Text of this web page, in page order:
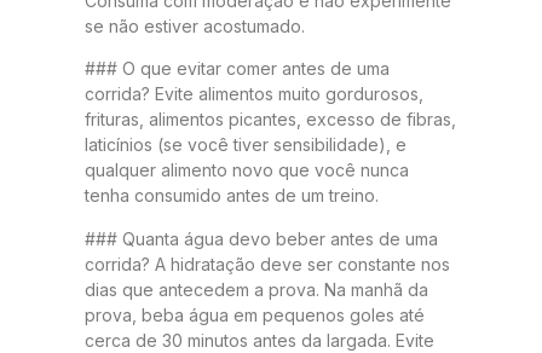
se não estiver acostumado.
### O que evitar comer antes de uma
corrida? Evite alimentos muito gordurosos,
frituras, alimentos picantes, excesso de fibras,
laticínios (se você tiver sensibilidade), e
qualquer alimento novo que você nunca
tenha consumido antes de um treino.
### Quanta água devo beber antes de uma
corrida? A hidratação deve ser constante nos
dias que antecedem a prova. Na manhã da
prova, beba água em pequenos goles até
cerca de 30 minutos antes da largada. Evite